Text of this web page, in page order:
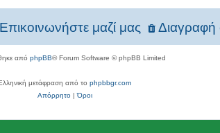
Επικοινωνήστε μαζί μας
από phpBB® Forum Software © phpBB Limited
μετάφραση από το phpbbgr.com
Απόρρητο|Όροι